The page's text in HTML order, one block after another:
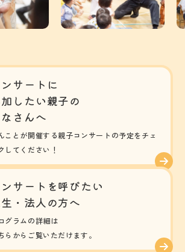
ンサートに
したい親子の
さんへ
ことが開催する親子コンサートの予定をチェ
してください！
ンサートを呼びたい
・法人の方へ
グラムの詳細は
らからご覧いただけます。